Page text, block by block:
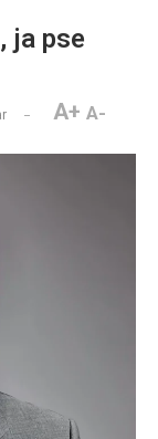
ja pse
A+ A-